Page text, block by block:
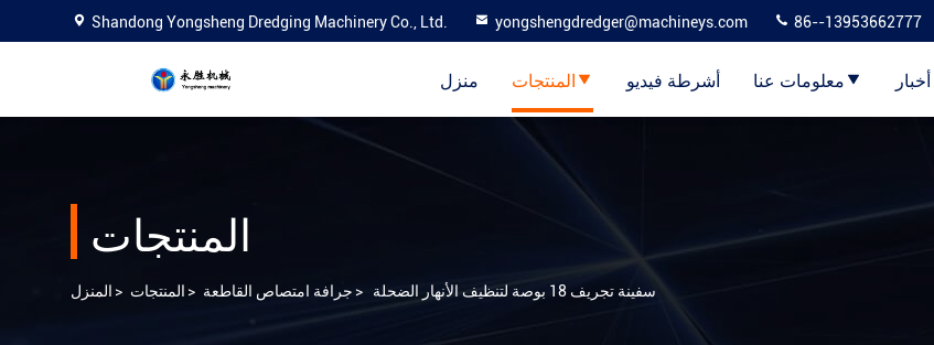
Shandong Yongsheng Dredging Machinery Co., Ltd. yongshengdredger@machineys.com 86--13953662777
منزل المنتجات أشرطة فيديو معلومات عنا أخبار
المنتجات
المنزل > المنتجات > جرافة امتصاص القاطعة > سفينة تجريف 18 بوصة لتنظيف الأنهار الضحلة